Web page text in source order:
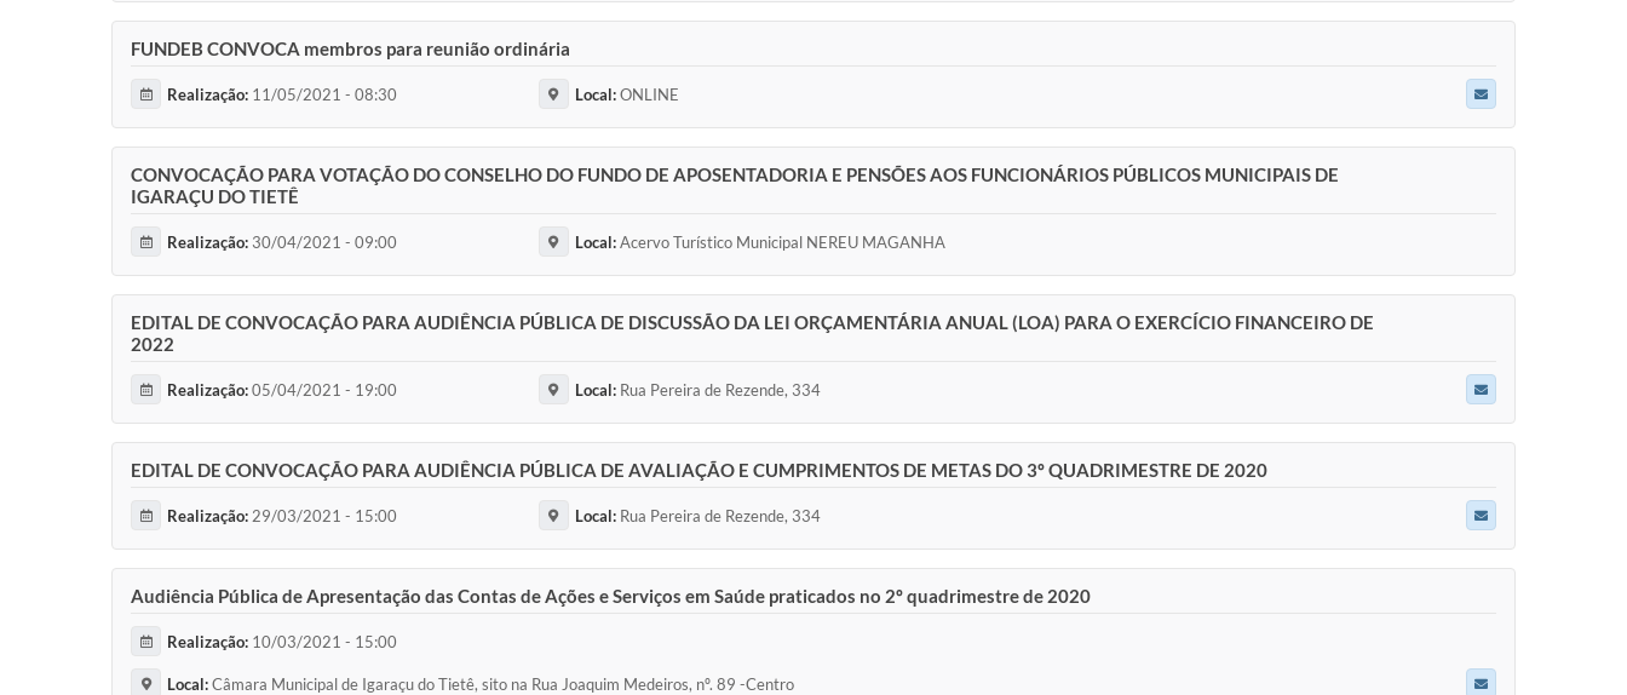
FUNDEB CONVOCA membros para reunião ordinária
Realização: 11/05/2021 - 08:30 Local:ONLINE
CONVOCAÇÃO PARA VOTAÇÃO DO CONSELHO DO FUNDO DE APOSENTADORIA E PENSÕES AOS FUNCIONÁRIOS PÚBLICOS MUNICIPAIS DE
IGARAÇU DO TIETÊ
Realização: 30/04/2021 - 09:00 Local:Acervo Turístico Municipal NEREU MAGANHA
EDITAL DE CONVOCAÇÃO PARA AUDIÊNCIA PÚBLICA DE DISCUSSÃO DA LEI ORÇAMENTÁRIA ANUAL (LOA) PARA O EXERCÍCIO FINANCEIRO DE
2022
Realização:05/04/2021 - 19:00 Local: Rua Pereira de Rezende, 334
EDITAL DE CONVOCAÇÃO PARA AUDIÊNCIA PÚBLICA DE AVALIAÇÃO E CUMPRIMENTOS DE METAS DO 3º QUADRIMESTRE DE 2020
Realização: 29/03/2021 - 15:00 Local: Rua Pereira de Rezende, 334
Audiência Pública de Apresentação das Contas de Ações e Serviços em Saúde praticados no 2º quadrimestre de 2020
Realização: 10/03/2021 - 15:00
Local:Câmara Municipal de Igaraçu do Tietê, sito na Rua Joaquim Medeiros, nº. 89 -Centro